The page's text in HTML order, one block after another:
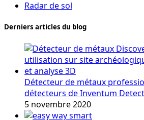
Radar de sol
Derniers articles du blog
Détecteur de métaux
détecteurs de Inventum
5 novembre 2020